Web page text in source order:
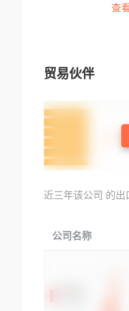
查
贸易伙伴
近三年该公司 的出
公司名称